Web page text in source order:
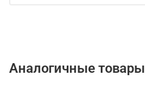
Аналогичные товары